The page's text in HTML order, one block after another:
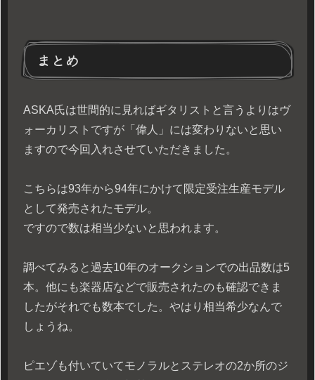
まとめ
ASKA氏は世間的に見ればギタリストと言うよりはヴ
ォーカリストですが「偉人」には変わりないと思い
ますので今回入れさせていただきました。
こちらは93年から94年にかけて限定受注生産モデル
として発売されたモデル。
ですので数は相当少ないと思われます。
調べてみると過去10年のオークションでの出品数は5
本。他にも楽器店などで販売されたのも確認できま
したがそれでも数本でした。やはり相当希少なんで
しょうね。
ピエゾも付いていてモノラルとステレオの2か所のジ